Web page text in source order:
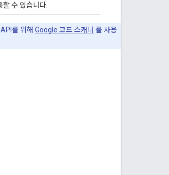
수 있습니다.
를 위해 Google 코드 스캐너 를 사용